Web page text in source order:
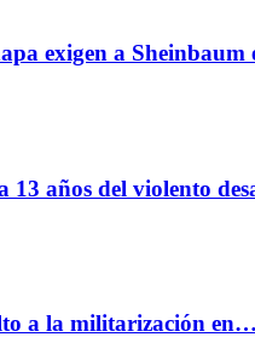
exigen a
13 años del violento
a la militarización en…